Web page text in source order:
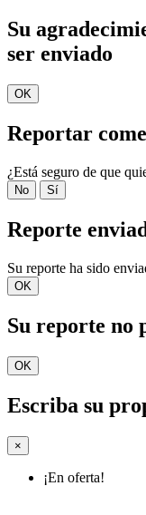
Su
ser enviado
OK
Reportar
¿Está seguro de que
No Sí
Reporte
Su reporte ha sido
OK
Su reporte no
OK
Escriba su
×
¡En oferta!